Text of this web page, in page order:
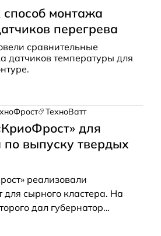
монтажа
перегрева
сравнительные
датчиков температуры для
ТехноВатт
для
по выпуску твердых
реализовали
сырного кластера. На
дал губернатор